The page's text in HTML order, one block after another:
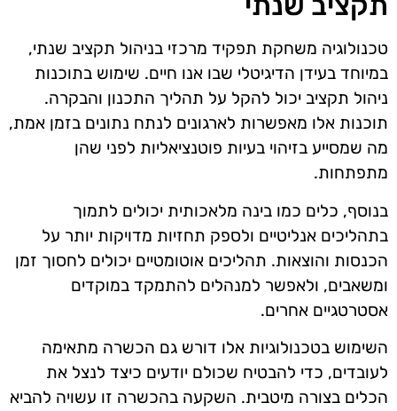
טכנולוגיה משחקת תפקיד מרכזי בניהול תקציב שנתי,
במיוחד בעידן הדיגיטלי שבו אנו חיים. שימוש בתוכנות
ניהול תקציב יכול להקל על תהליך התכנון והבקרה.
תוכנות אלו מאפשרות לארגונים לנתח נתונים בזמן אמת,
מה שמסייע בזיהוי בעיות פוטנציאליות לפני שהן
מתפתחות.
בנוסף, כלים כמו בינה מלאכותית יכולים לתמוך
בתהליכים אנליטיים ולספק תחזיות מדויקות יותר על
הכנסות והוצאות. תהליכים אוטומטיים יכולים לחסוך זמן
ומשאבים, ולאפשר למנהלים להתמקד במוקדים
אסטרטגיים אחרים.
השימוש בטכנולוגיות אלו דורש גם הכשרה מתאימה
לעובדים, כדי להבטיח שכולם יודעים כיצד לנצל את
הכלים בצורה מיטבית. השקעה בהכשרה זו עשויה להביא